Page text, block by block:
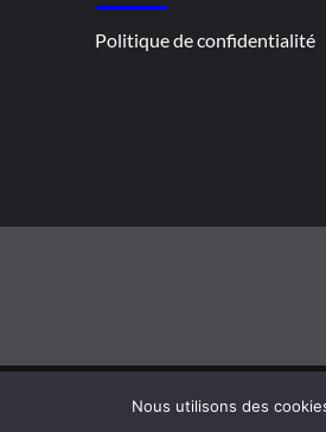
Politique de confidentialité
Nous utilisons des